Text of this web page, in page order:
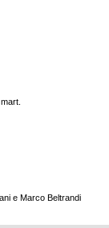
e Marco Beltrandi